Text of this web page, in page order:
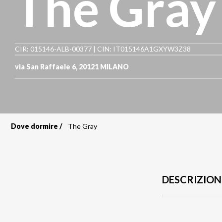
CIR: 015146-ALB-00377 | CIN: IT015146A1GXYW3Z38
via San Raffaele 6, 20121 MILANO
Dove dormire The Gray